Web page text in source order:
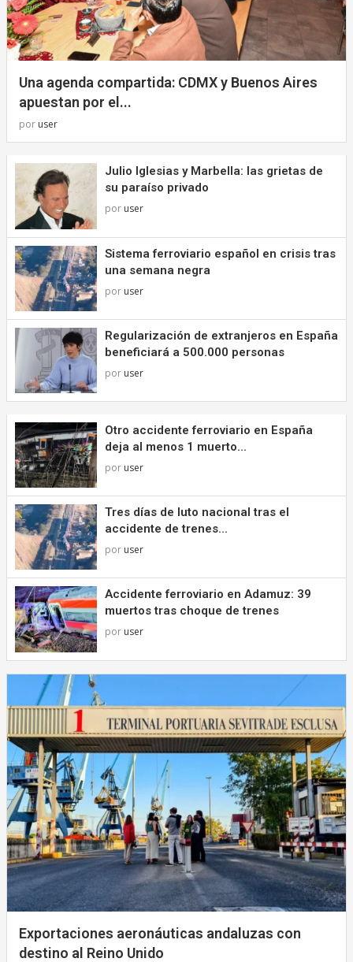
Una agenda compartida: CDMX y Buenos Aires
apuestan por el...
por user
Julio Iglesias y Marbella: las grietas de
su paraíso privado
por user
Sistema ferroviario español en crisis tras
una semana negra
por user
Regularización de extranjeros en España
beneficiará a 500.000 personas
por user
Otro accidente ferroviario en España
deja al menos 1 muerto...
por user
Tres días de luto nacional tras el
accidente de trenes...
por user
Accidente ferroviario en Adamuz: 39
muertos tras choque de trenes
por user
Exportaciones aeronáuticas andaluzas con
destino al Reino Unido